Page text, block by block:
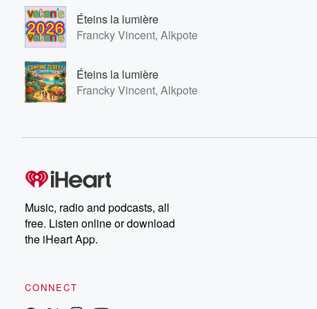
Éteins la lumière
Francky Vincent, Alkpote
Éteins la lumière
Francky Vincent, Alkpote
Music, radio and podcasts, all
free. Listen online or download
the iHeart App.
CONNECT